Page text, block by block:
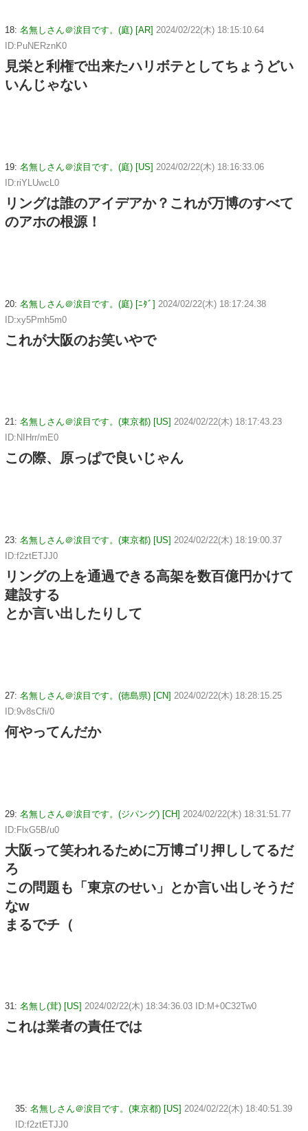
18: 名無しさん＠涙目です。(庭) [AR] 2024/02/22(木) 18:15:10.64
ID:PuNERznK0
見栄と利権で出来たハリボテとしてちょうどい
いんじゃない
19: 名無しさん＠涙目です。(庭) [US] 2024/02/22(木) 18:16:33.06
ID:riYLUwcL0
リングは誰のアイデアか？これが万博のすべて
のアホの根源！
20: 名無しさん＠涙目です。(庭) [ﾆﾀﾞ] 2024/02/22(木) 18:17:24.38
ID:xy5Pmh5m0
これが大阪のお笑いやで
21: 名無しさん＠涙目です。(東京都) [US] 2024/02/22(木) 18:17:43.23
ID:NIHrr/mE0
この際、原っぱで良いじゃん
23: 名無しさん＠涙目です。(東京都) [US] 2024/02/22(木) 18:19:00.37
ID:f2ztETJJ0
リングの上を通過できる高架を数百億円かけて
建設する
とか言い出したりして
27: 名無しさん＠涙目です。(徳島県) [CN] 2024/02/22(木) 18:28:15.25
ID:9v8sCfi/0
何やってんだか
29: 名無しさん＠涙目です。(ジパング) [CH] 2024/02/22(木) 18:31:51.77
ID:FlxG5B/u0
大阪って笑われるために万博ゴリ押ししてるだ
ろ
この問題も「東京のせい」とか言い出しそうだ
なw
まるでチ（
31: 名無し(茸) [US] 2024/02/22(木) 18:34:36.03 ID:M+0C32Tw0
これは業者の責任では
35: 名無しさん＠涙目です。(東京都) [US] 2024/02/22(木) 18:40:51.39
ID:f2ztETJJ0